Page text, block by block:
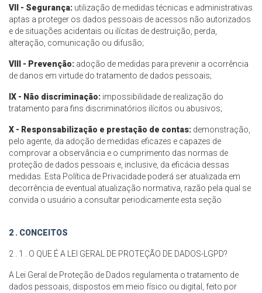
VII - Segurança: utilização de medidas técnicas e administrativas
aptas a proteger os dados pessoais de acessos não autorizados
e de situações acidentais ou ilícitas de destruição, perda,
alteração, comunicação ou difusão;
VIII - Prevenção: adoção de medidas para prevenir a ocorrência
de danos em virtude do tratamento de dados pessoais;
IX - Não discriminação: impossibilidade de realização do
tratamento para fins discriminatórios ilícitos ou abusivos;
X - Responsabilização e prestação de contas: demonstração,
pelo agente, da adoção de medidas eficazes e capazes de
comprovar a observância e o cumprimento das normas de
proteção de dados pessoais e, inclusive, da eficácia dessas
medidas. Esta Política de Privacidade poderá ser atualizada em
decorrência de eventual atualização normativa, razão pela qual se
convida o usuário a consultar periodicamente esta seção
2 . CONCEITOS
2 . 1 . O QUE É A LEI GERAL DE PROTEÇÃO DE DADOS-LGPD?
A Lei Geral de Proteção de Dados regulamenta o tratamento de
dados pessoais, dispostos em meio físico ou digital, feito por